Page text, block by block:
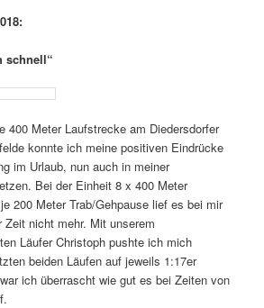
schnell“
400 Meter Laufstrecke am Diedersdorfer
konnte ich meine positiven Eindrücke
im Urlaub, nun auch in meiner
Bei der Einheit 8 x 400 Meter
200 Meter Trab/Gehpause lief es bei mir
nicht mehr. Mit unserem
Läufer Christoph pushte ich mich
beiden Läufen auf jeweils 1:17er
ich überrascht wie gut es bei Zeiten von